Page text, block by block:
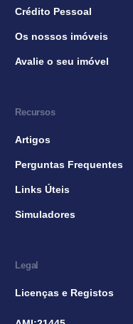
Crédito Pessoal
Os nossos imóveis
Avalie o seu imóvel
Recursos
Artigos
Perguntas Frequentes
Links Úteis
Simuladores
Legal
Licenças e Registos